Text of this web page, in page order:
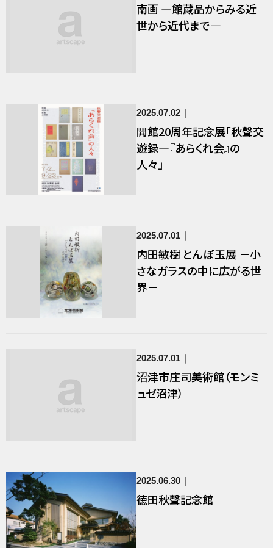
南画 ―館蔵品からみる近
世から近代まで―
2025.07.02
開館20周年記念展「秋聲交
遊録―『あらくれ会』の
人々」
2025.07.01
内田敏樹 とんぼ玉展 －小
さなガラスの中に広がる世
界－
2025.07.01
沼津市庄司美術館（モンミ
ュゼ沼津）
2025.06.30
徳田秋聲記念館